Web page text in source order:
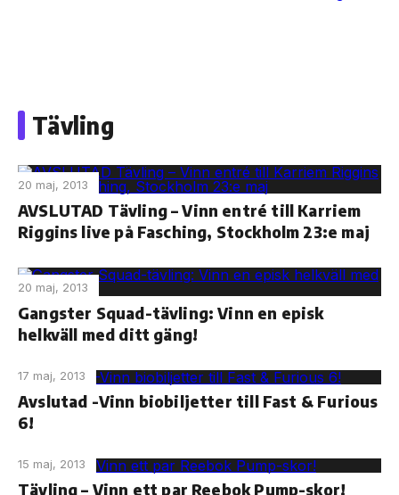
contentTävling
20 maj, 2013
AVSLUTAD Tävling – Vinn entré till Karriem
Riggins live på Fasching, Stockholm 23:e maj
20 maj, 2013
Gangster Squad-tävling: Vinn en episk
helkväll med ditt gäng!
17 maj, 2013
Avslutad -Vinn biobiljetter till Fast & Furious
6!
15 maj, 2013
Tävling – Vinn ett par Reebok Pump-skor!